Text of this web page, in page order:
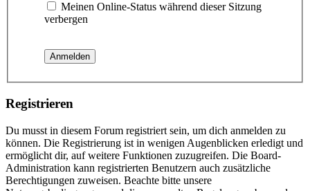
Meinen Online-Status während dieser Sitzung
verbergen
Registrieren
Du musst in diesem Forum registriert sein, um dich anmelden zu
können. Die Registrierung ist in wenigen Augenblicken erledigt und
ermöglicht dir, auf weitere Funktionen zuzugreifen. Die Board-
Administration kann registrierten Benutzern auch zusätzliche
Berechtigungen zuweisen. Beachte bitte unsere